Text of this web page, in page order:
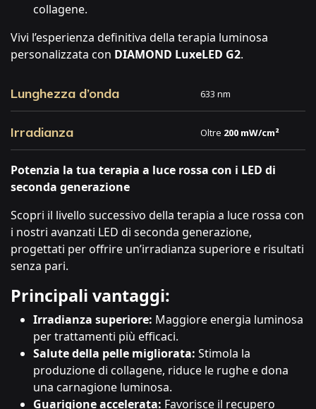
collagene.
Vivi l’esperienza definitiva della terapia luminosa
personalizzata con DIAMOND LuxeLED G2.
Lunghezza d’onda 633 nm
Irradianza Oltre 200 mW/cm²
Potenzia la tua terapia a luce rossa con i LED di
seconda generazione
Scopri il livello successivo della terapia a luce rossa con
i nostri avanzati LED di seconda generazione,
progettati per offrire un’irradianza superiore e risultati
senza pari.
Principali vantaggi:
Irradianza superiore: Maggiore energia luminosa
per trattamenti più efficaci.
Salute della pelle migliorata: Stimola la
produzione di collagene, riduce le rughe e dona
una carnagione luminosa.
Guarigione accelerata: Favorisce il recupero